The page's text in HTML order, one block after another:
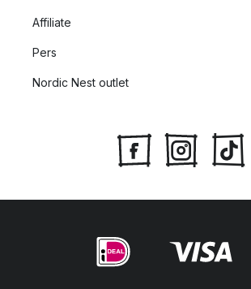
Affiliate
Pers
Nordic Nest outlet